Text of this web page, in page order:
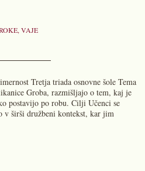
, VAJE
Tretja triada osnovne šole Tema
Groba, razmišljajo o tem, kaj je
postavijo po robu. Cilji Učenci se
v širši družbeni kontekst, kar jim